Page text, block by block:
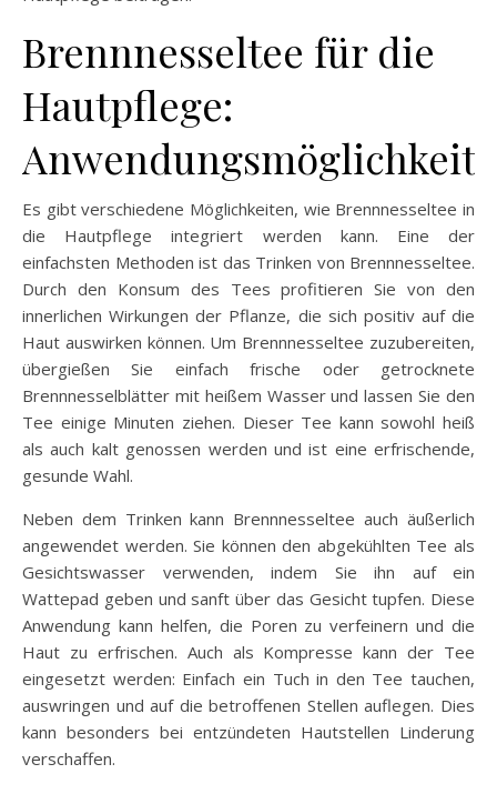
Brennnesseltee für die
Hautpflege:
Es gibt verschiedene Möglichkeiten, wie Brennnesseltee in
die Hautpflege integriert werden kann. Eine der
einfachsten Methoden ist das Trinken von Brennnesseltee.
Durch den Konsum des Tees profitieren Sie von den
innerlichen Wirkungen der Pflanze, die sich positiv auf die
Haut auswirken können. Um Brennnesseltee zuzubereiten,
übergießen Sie einfach frische oder getrocknete
Brennnesselblätter mit heißem Wasser und lassen Sie den
Tee einige Minuten ziehen. Dieser Tee kann sowohl heiß
als auch kalt genossen werden und ist eine erfrischende,
gesunde Wahl.
Neben dem Trinken kann Brennnesseltee auch äußerlich
angewendet werden. Sie können den abgekühlten Tee als
Gesichtswasser verwenden, indem Sie ihn auf ein
Wattepad geben und sanft über das Gesicht tupfen. Diese
Anwendung kann helfen, die Poren zu verfeinern und die
Haut zu erfrischen. Auch als Kompresse kann der Tee
eingesetzt werden: Einfach ein Tuch in den Tee tauchen,
auswringen und auf die betroffenen Stellen auflegen. Dies
kann besonders bei entzündeten Hautstellen Linderung
verschaffen.